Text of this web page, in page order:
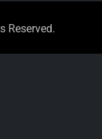
Reserved.